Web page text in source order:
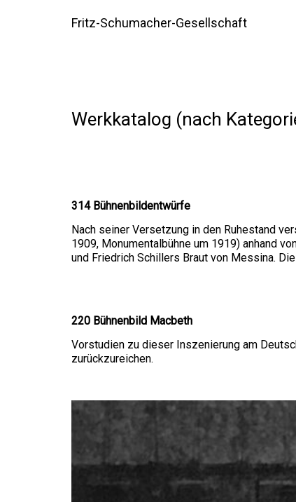
Fritz-Schumacher-Gesellschaft
Werkkatalog (nach
314 Bühnenbildentwürfe
Nach seiner Versetzung in den Ruhestand
1909, Monumentalbühne um 1919) anhand
und Friedrich Schillers Braut von Messina.
220 Bühnenbild Macbeth
Vorstudien zu dieser Inszenierung am
zurückzureichen.